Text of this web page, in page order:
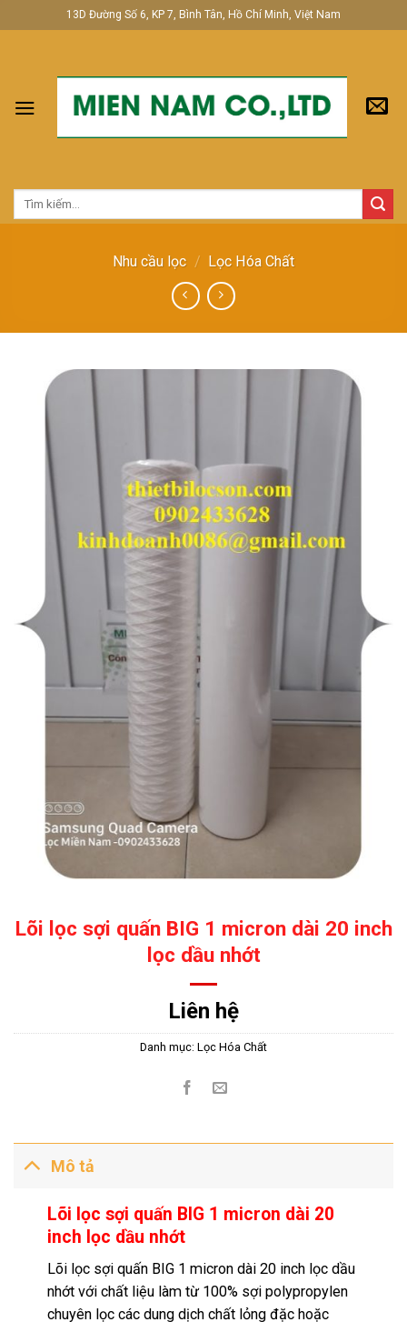
to
13D Đường Số 6, KP 7, Bình Tân, Hồ Chí Minh, Việt Nam
Tìm
Nhu cầu lọc / Lọc Hóa Chất
Lõi lọc sợi quấn BIG 1 micron dài 20 inch
lọc dầu nhớt
Liên hệ
Danh mục: Lọc Hóa Chất
Mô tả
Lõi lọc sợi quấn BIG 1 micron dài 20
inch lọc dầu nhớt
Lõi lọc sợi quấn BIG 1 micron dài 20 inch lọc dầu
nhớt với chất liệu làm từ 100% sợi polypropylen
chuyên lọc các dung dịch chất lỏng đặc hoặc